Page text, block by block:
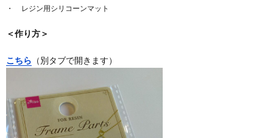
レジン用シリコーンマット
＜作り方＞
こちら （別タブで開きます）